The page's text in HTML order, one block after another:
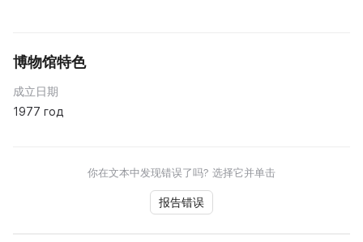
博物馆特色
成立日期
1977 год
你在文本中发现错误了吗? 选择它并单击
报告错误